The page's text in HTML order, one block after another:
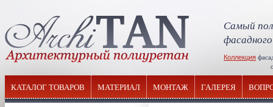
Самый
Коллекция
КАТАЛОГ ТОВАРОВ МАТЕРИАЛ МОНТАЖ ГАЛЕРЕЯ